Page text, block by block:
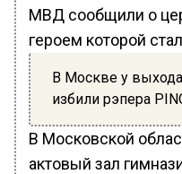
МВД сообщили о
героем которой
В Москве у
избили рэпера
В Московской
актовый зал